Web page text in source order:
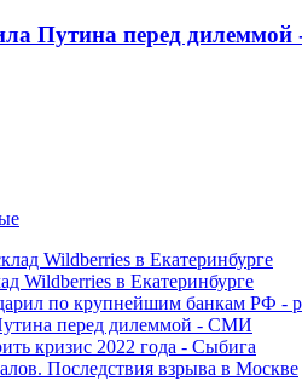
Путина перед
Wildberries в Екатеринбурге
по крупнейшим банкам РФ -
перед дилеммой - СМИ
кризис 2022 года - Сыбига
Последствия взрыва в Москве